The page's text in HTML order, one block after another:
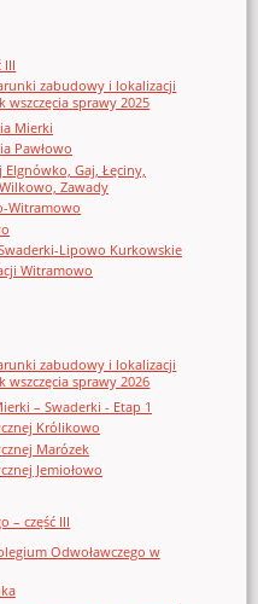
III
zabudowy i lokalizacji
sprawy 2025
Mierki
Pawłowo
Gaj, Łęciny,
Zawady
Witramowo
Lipowo Kurkowskie
Witramowo
zabudowy i lokalizacji
sprawy 2026
– Swaderki - Etap 1
Królikowo
Marózek
Jemiołowo
– część III
Odwoławczego w